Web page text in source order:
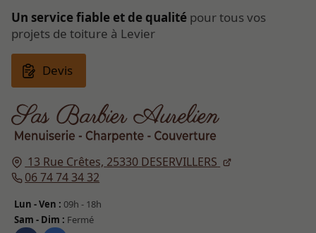
13 Rue Crêtes, 25330 DESERVILLERS
06 74 74 34 32
Lun - Ven : 09h - 18h
Sam - Dim : Fermé
Un service fiable et de qualité pour tous vos
projets de toiture à Levier
Devis